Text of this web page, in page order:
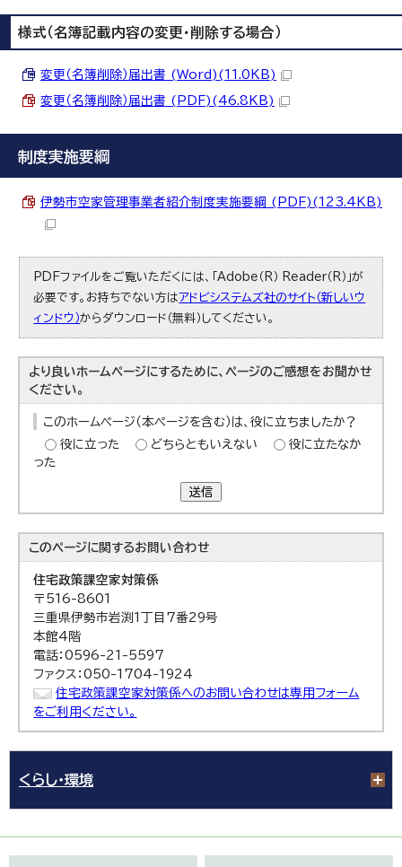
様式（名簿記載内容の変更・削除する場合）
変更（名簿削除）届出書 (Word)(11.0KB)
変更（名簿削除）届出書 (PDF)(46.8KB)
制度実施要綱
伊勢市空家管理事業者紹介制度実施要綱 (PDF)(123.4KB)
PDFファイルをご覧いただくには、「Adobe（R） Reader（R）」が
必要です。お持ちでない方はアドビシステムズ社のサイト（新しいウ
ィンドウ）からダウンロード（無料）してください。
より良いホームページにするために、ページのご感想をお聞かせ
ください。
このホームページ（本ページを含む）は、役に立ちましたか？
役に立った
どちらともいえない
役に立たなか
った
送信
このページに関するお問い合わせ
住宅政策課空家対策係
〒516-8601
三重県伊勢市岩渕1丁目7番29号
本館4階
電話：0596-21-5597
ファクス：050-1704-1924
住宅政策課空家対策係へのお問い合わせは専用フォーム
をご利用ください。
くらし・環境